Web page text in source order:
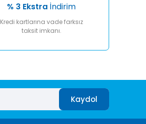
% 3 Ekstra İndirim
Kredi kartlarına vade farksız
taksit imkanı.
Kaydol